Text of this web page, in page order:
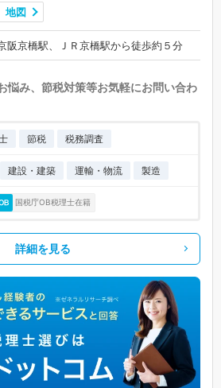
地図
阪京橋駅、ＪＲ京橋駅から徒歩約５分
悩み、節税対策等お気軽にお問い合わ
節税 税務調査
建設・建築 運輸・物流 製造
国税庁OB税理士在籍
詳細を見る